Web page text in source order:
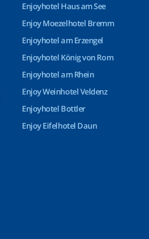
Enjoyhotel Haus am See
Enjoy Moezelhotel Bremm
Enjoyhotel am Erzengel
Enjoyhotel König von Rom
Enjoyhotel am Rhein
Enjoy Weinhotel Veldenz
Enjoyhotel Bottler
Enjoy Eifelhotel Daun